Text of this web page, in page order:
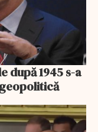
după 1945 s-a